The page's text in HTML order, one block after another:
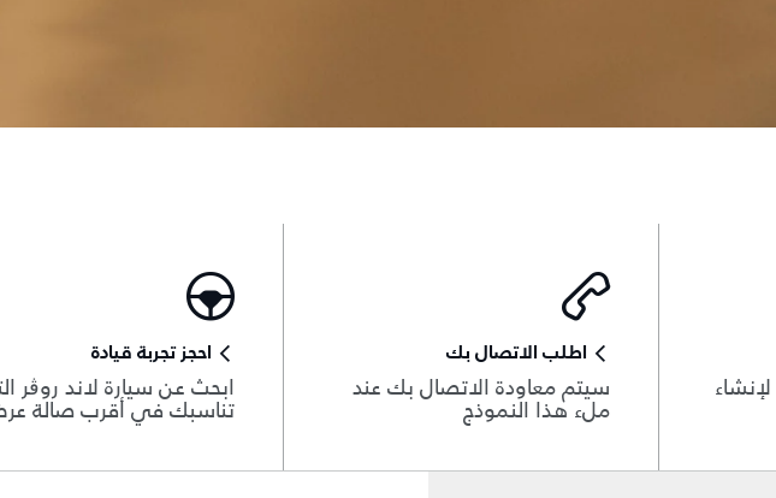
اطلب الاتصال بك
سيتم معاودة الاتصال بك عند
ملء هذا النموذج
احجز تجربة قيادة
ابحث عن سيارة لاند روڨر
تناسبك في أقرب صالة